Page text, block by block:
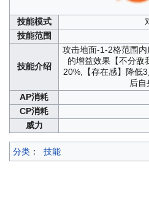
技能模式
技能范围
技能介绍
攻击地面-1-2格范围
的增益效果【不分敌
20%,【存在感】降低
后自
AP消耗
CP消耗
威力
分类 ： 技能